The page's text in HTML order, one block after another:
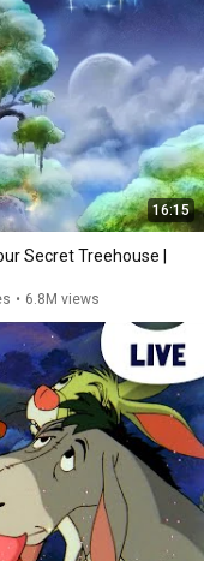
16:15
Secret Treehouse |
• 6.8M views